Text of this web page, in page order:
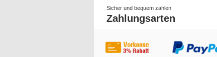
Sicher und bequem zahlen
Zahlungsarten